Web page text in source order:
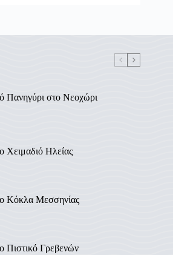
Πανηγύρι στο Νεοχώρι
Χειμαδιό Ηλείας
Κόκλα Μεσσηνίας
Πιστικό Γρεβενών